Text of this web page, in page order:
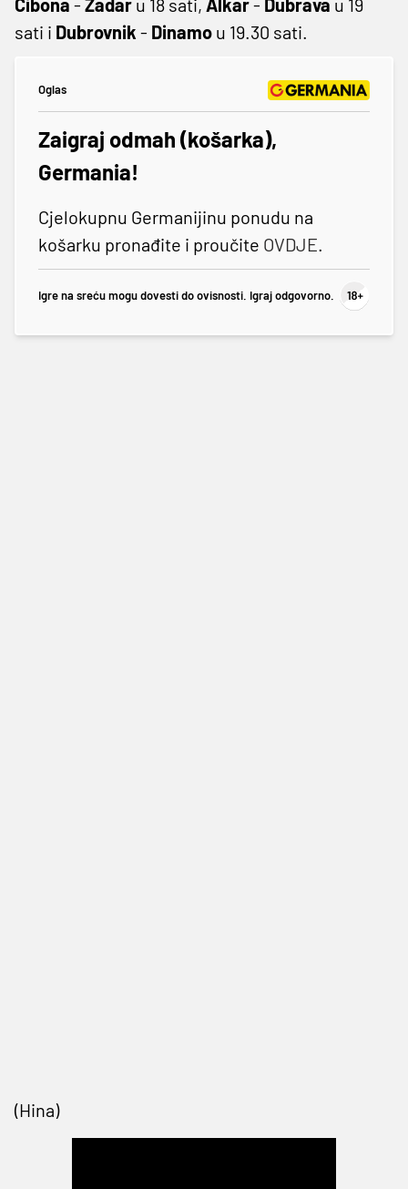
Cibona - Zadar u 18 sati, Alkar- Dubrava u 19
sati i Dubrovnik - Dinamo u 19.30 sati.
Oglas
Zaigraj odmah (košarka),
Germania!
Cjelokupnu Germanijinu ponudu na
košarku pronađite i proučite OVDJE.
Igre na sreću mogu dovesti do ovisnosti. Igraj odgovorno.
(Hina)